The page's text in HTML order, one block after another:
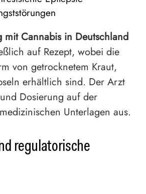
mit Cannabis in Deutschland
auf Rezept, wobei die
von getrocknetem Kraut,
erhältlich sind. Der Arzt
Dosierung auf der
Unterlagen aus.
regulatorische